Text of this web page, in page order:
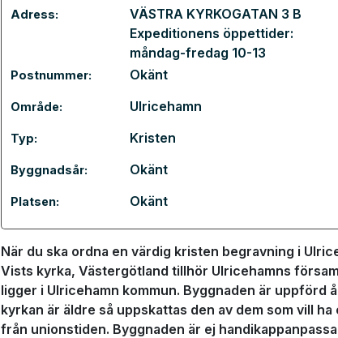
Adress:
VÄSTRA KYRKOGATAN 3 B
Expeditionens öppettider:
måndag-fredag 10-13
Postnummer: Okänt
Område: Ulricehamn
Typ: Kristen
Byggnadsår: Okänt
Platsen: Okänt
När du ska ordna en värdig kristen begravning i
Vists kyrka, Västergötland tillhör Ulricehamns
ligger i Ulricehamn kommun. Byggnaden är uppförd
kyrkan är äldre så uppskattas den av dem som vill
från unionstiden. Byggnaden är ej